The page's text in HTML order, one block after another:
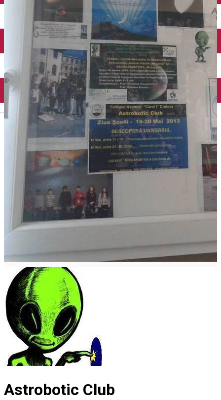
Închirieri auto
Închirieri biciclete
Taxi
Încărcare vehicule electrice
Astrobotic Club